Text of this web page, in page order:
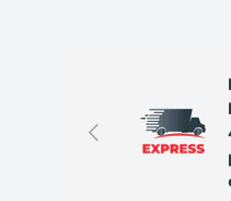
Puissance
Puissance
Précédent